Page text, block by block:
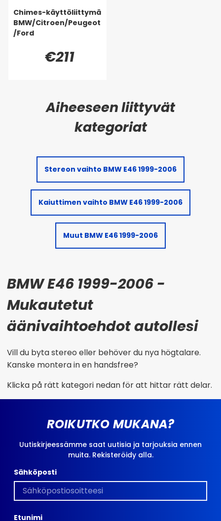
Chimes-käyttöliittymä
BMW/Citroen/Peugeot
/Ford
€211
Stereon vaihto BMW E46 1999-2006
Kaiuttimen vaihto BMW E46 1999-2006
Muut BMW E46 1999-2006
BMW E46 1999-2006 -
Mukautetut
äänivaihtoehdot autollesi
Vill du byta stereo eller behöver du nya högtalare.
Kanske montera in en handsfree?
Klicka på rätt kategori nedan för att hittar rätt delar.
ROIKUTKO MUKANA?
Uutiskirjeessämme saat uutisia ja tarjouksia ennen
muita. Rekisteröidy alla.
Sähköposti
Etunimi